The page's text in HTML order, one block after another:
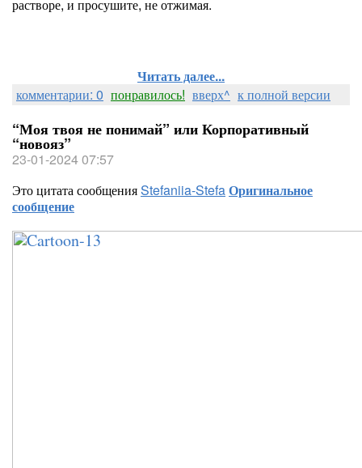
растворе, и просушите, не отжимая.
Читать далее...
комментарии: 0 понравилось! вверх^ к полной версии
“Моя твоя не понимай” или Корпоративный
“новояз”
23-01-2024 07:57
Это цитата сообщенияStefaniia-StefaОригинальное
сообщение